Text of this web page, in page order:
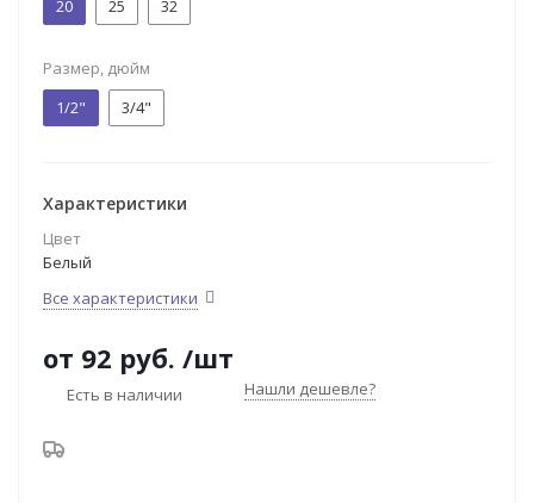
20
25 32
Размер, дюйм
1/2"
3/4"
Характеристики
Цвет
Белый
Все характеристики
от 92 руб. /шт
Есть в наличии Нашли дешевле?